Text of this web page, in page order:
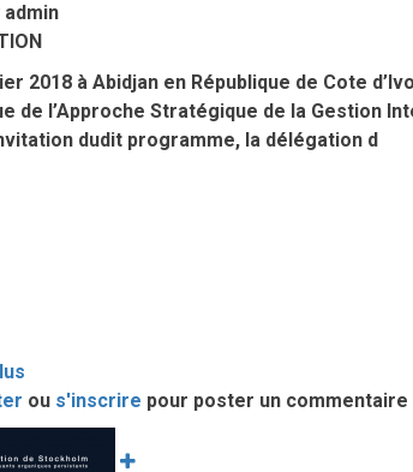
admin
2018 à Abidjan en République de Cote
de l’Approche Stratégique de la Gestion
dudit programme, la délégation d
Rapport
de
la
ou s'inscrire pour poster un commentaire